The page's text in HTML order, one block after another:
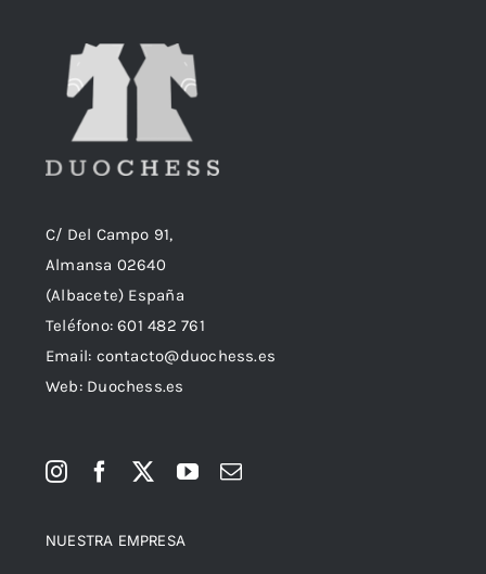
C/ Del Campo 91,
Almansa 02640
(Albacete) España
Teléfono:601 482 761
Email: contacto@duochess.es
Web: Duochess.es
NUESTRA EMPRESA